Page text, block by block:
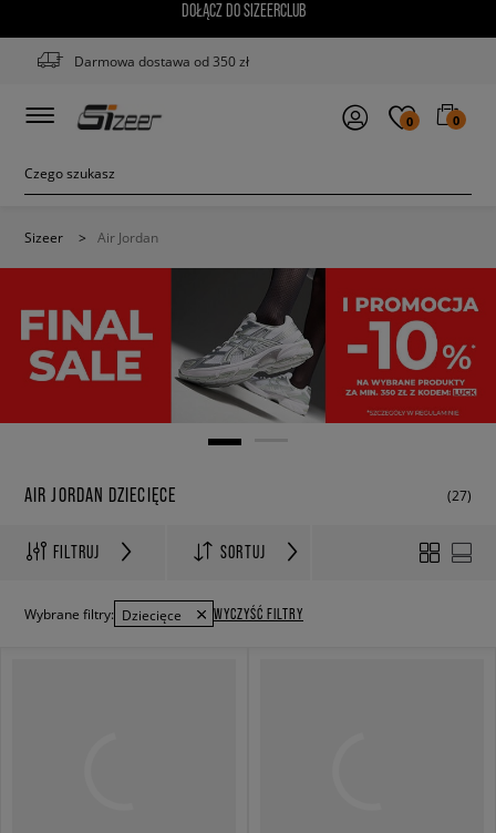
DOŁĄCZ DO SIZEERCLUB
Darmowa dostawa od 350 zł
0 0
Sizeer > Air Jordan
AIR JORDAN DZIECIĘCE (27)
FILTRUJ SORTUJ
Wybrane filtry: Dziecięce WYCZYŚĆ FILTRY